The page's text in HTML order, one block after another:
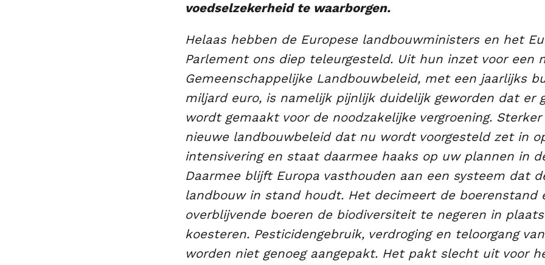
voedselzekerheid te waarborgen.
Helaas hebben de Europese landbouwministers en het
Parlement ons diep teleurgesteld. Uit hun inzet voor een
Gemeenschappelijke Landbouwbeleid, met een jaarlijks
miljard euro, is namelijk pijnlijk duidelijk geworden dat er
wordt gemaakt voor de noodzakelijke vergroening.
nieuwe landbouwbeleid dat nu wordt voorgesteld zet in
intensivering en staat daarmee haaks op uw plannen in
Daarmee blijft Europa vasthouden aan een systeem dat
landbouw in stand houdt. Het decimeert de boerenstand
overblijvende boeren de biodiversiteit te negeren in
koesteren. Pesticidengebruik, verdroging en teloorgang
worden niet genoeg aangepakt. Het pakt slecht uit voor